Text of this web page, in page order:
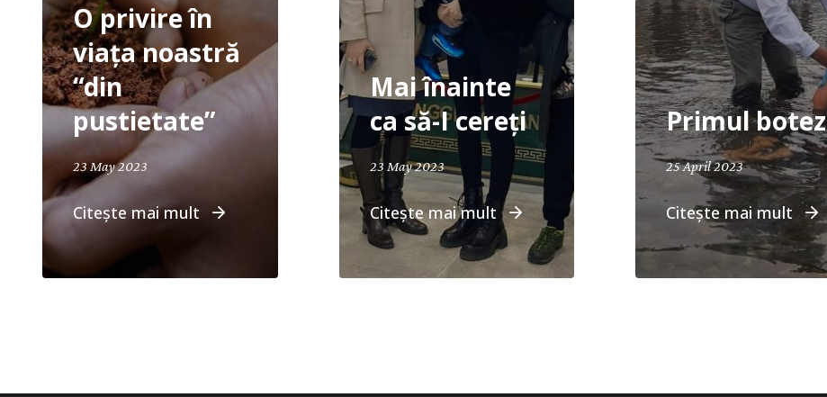
O privire în
viața noastră
“din
pustietate”
23 May 2023 April 19, 2024
Citește mai mult
Mai înainte
ca să-I cereți
23 May 2023
Citește mai mult
Primul botez
25 April 2023
Citește mai mult